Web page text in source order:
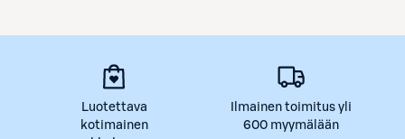
Luotettava
kotimainen
Ilmainen toimitus yli
600 myymälään